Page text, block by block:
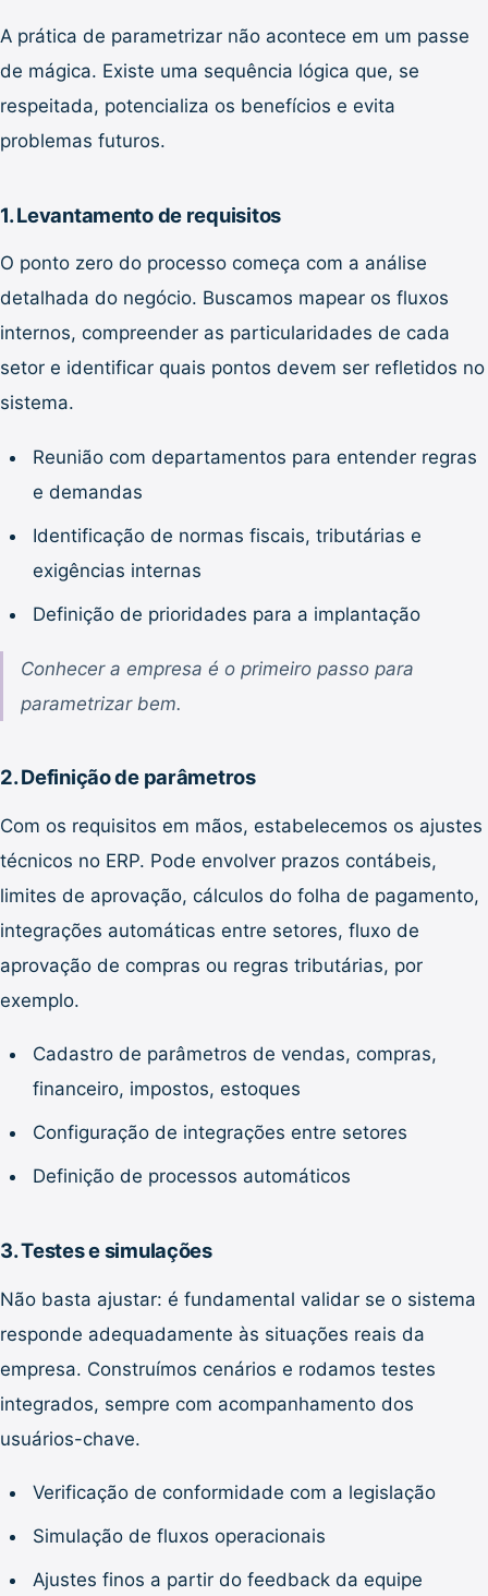
A prática de parametrizar não acontece em um passe
de mágica. Existe uma sequência lógica que, se
respeitada, potencializa os benefícios e evita
problemas futuros.
1. Levantamento de requisitos
O ponto zero do processo começa com a análise
detalhada do negócio. Buscamos mapear os fluxos
internos, compreender as particularidades de cada
setor e identificar quais pontos devem ser refletidos no
sistema.
Reunião com departamentos para entender regras
e demandas
Identificação de normas fiscais, tributárias e
exigências internas
Definição de prioridades para a implantação
Conhecer a empresa é o primeiro passo para
parametrizar bem.
2. Definição de parâmetros
Com os requisitos em mãos, estabelecemos os ajustes
técnicos no ERP. Pode envolver prazos contábeis,
limites de aprovação, cálculos do folha de pagamento,
integrações automáticas entre setores, fluxo de
aprovação de compras ou regras tributárias, por
exemplo.
Cadastro de parâmetros de vendas, compras,
financeiro, impostos, estoques
Configuração de integrações entre setores
Definição de processos automáticos
3. Testes e simulações
Não basta ajustar: é fundamental validar se o sistema
responde adequadamente às situações reais da
empresa. Construímos cenários e rodamos testes
integrados, sempre com acompanhamento dos
usuários-chave.
Verificação de conformidade com a legislação
Simulação de fluxos operacionais
Ajustes finos a partir do feedback da equipe